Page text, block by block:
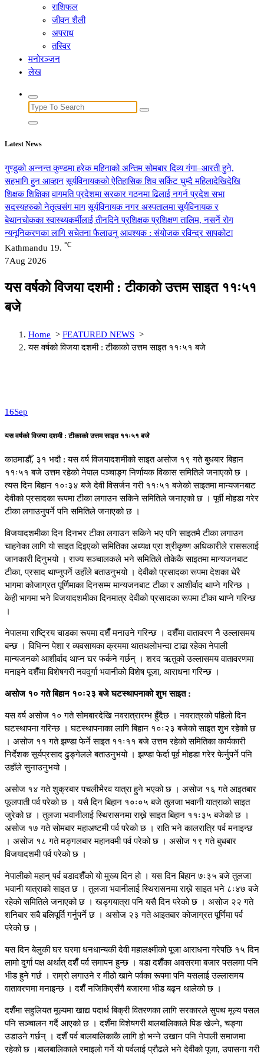
राशिफल
जीवन शैली
अपराध
तस्विर
मनोरञ्जन
लेख
Search
for:
Latest News
गुण्डुको अन्नन्त कुण्डमा हरेक महिनाको अन्तिम सोमबार दिव्य गंगा–आरती हुने,
सहभागि हुन आव्हान सूर्यविनायकको ऐतिहासिक शिव सर्किट घुम्दै महिलादेखिदेखि
शिक्षक शिक्षिका वागमति प्रदेशमा सरकार गठनमा ढिलाई नगर्न प्रदेश सभा
सदस्यहरुको नेतृत्वसंग माग सूर्यविनायक नगर अस्पतालमा सूर्यविनायक र
बेथानचोकका स्वास्थ्यकर्मीलाई तीनदिने प्रशिक्षक प्रशिक्षण तालिम, नसर्ने रोग
न्यनूनिकरणका लागि सचेतना फैलाउनु आवश्यक : संयोजक रविन्द्र सापकोटा
Kathmandu 19. ℃
7Aug 2026
यस वर्षको विजया दशमी : टीकाको उत्तम साइत ११ः५१
बजे
Home > FEATURED NEWS >
यस वर्षको विजया दशमी : टीकाको उत्तम साइत ११ः५१ बजे
16Sep
यस वर्षको विजया दशमी : टीकाको उत्तम साइत ११ः५१ बजे
काठमाडौँ, ३१ भदौ : यस वर्ष विजयादशमीको साइत असोज १९ गते बुधबार बिहान
११ः५१ बजे उत्तम रहेको नेपाल पञ्चाङ्ग निर्णायक विकास समितिले जनाएको छ ।
त्यस दिन बिहान १०ः३४ बजे देवी विसर्जन गरी ११ः५१ बजेको साइतमा मान्यजनबाट
देवीको प्रसादका रूपमा टीका लगाउन सकिने समितिले जनाएको छ । पूर्वी मोहडा गरेर
टीका लगाउनुपर्ने पनि समितिले जनाएको छ ।
विजयादशमीका दिन दिनभर टीका लगाउन सकिने भए पनि साइतमै टीका लगाउन
चाहनेका लागि यो साइत दिइएको समितिका अध्यक्ष प्रा श्रीकृष्ण अधिकारीले राससलाई
जानकारी दिनुभयो । राज्य सञ्चालकले भने समितिले तोकेकै साइतमा मान्यजनबाट
टीका, प्रसाद थाप्नुपर्ने उहाँले बताउनुभयो । देवीको प्रसादका रूपमा देशका धेरै
भागमा कोजाग्रत पूर्णिमाका दिनसम्म मान्यजनबाट टीका र आशीर्वाद थाप्ने गरिन्छ ।
केही भागमा भने विजयादशमीका दिनमात्र देवीको प्रसादका रूपमा टीका थाप्ने गरिन्छ
।
नेपालमा राष्ट्रिय चाडका रूपमा दशैँ मनाउने गरिन्छ । दशैँमा वातावरण नै उल्लासमय
बन्छ । विभिन्न पेशा र व्यवसायका क्रममा थातथलोभन्दा टाढा रहेका नेपाली
मान्यजनको आशीर्वाद थाप्न घर फर्कने गर्छन् । शरद ऋतुको उल्लासमय वातावरणमा
मनाइने दशैँमा विशेषगरी नवदुर्गा भवानीको विशेष पूजा, आराधना गरिन्छ ।
असोज १० गते बिहान १०ः२३ बजे घटस्थापनाको शुभ साइत :
यस वर्ष असोज १० गते सोमबारदेखि नवरात्रारम्भ हुँदैछ । नवरात्रको पहिलो दिन
घटस्थापना गरिन्छ । घटस्थापनाका लागि बिहान १०ः२३ बजेको साइत शुभ रहेको छ
। असोज ११ गते झण्डा फेर्ने साइत ११ः११ बजे उत्तम रहेको समितिका कार्यकारी
निर्देशक सूर्यप्रसाद ढुङ्गेलले बताउनुभयो । झण्डा फेर्दा पूर्व मोहडा गरेर फेर्नुपर्ने पनि
उहाँले सुनाउनुभयो ।
असोज १४ गते शुक्रबार पचलीभैरव यात्रा हुने भएको छ । असोज १६ गते आइतबार
फूलपाती पर्व परेको छ । यसै दिन बिहान १०ः०५ बजे तुलजा भवानी यात्राको साइत
जुरेको छ । तुलजा भवानीलाई स्थिरासनमा राख्ने साइत बिहान ११ः३५ बजेको छ ।
असोज १७ गते सोमबार महाअष्टमी पर्व परेको छ । राति भने कालरात्रि पर्व मनाइन्छ
। असोज १८ गते मङ्गलबार महानवमी पर्व परेको छ । असोज १९ गते बुधबार
विजयादशमी पर्व परेको छ ।
नेपालीको महान् पर्व बडादशैँको यो मुख्य दिन हो । यस दिन बिहान ७ः३५ बजे तुलजा
भवानी यात्राको साइत छ । तुलजा भवानीलाई स्थिरासनमा राख्ने साइत भने ८ः४७ बजे
रहेको समितिले जनाएको छ । खड्गयात्रा पनि यसै दिन परेको छ । असोज २२ गते
शनिबार सबै बलिपूर्ति गर्नुपर्ने छ । असोज २३ गते आइतबार कोजाग्रत पूर्णिमा पर्व
परेको छ ।
यस दिन बेलुकी घर घरमा धनधान्यकी देवी महालक्ष्मीको पूजा आराधना गरेपछि १५ दिन
लामो दुर्गा पक्ष अर्थात् दशैँ पर्व समापन हुन्छ । बडा दशैँका अवसरमा बजार पसलमा पनि
भीड हुने गर्छ । राम्रो लगाउने र मीठो खाने पर्वका रूपमा पनि यसलाई उल्लासमय
वातावरणमा मनाइन्छ । दशैँ नजिकिएसँगै बजारमा भीड बढ्न थालेको छ ।
दशैँमा सहुलियत मूल्यमा खाद्य पदार्थ बिक्री वितरणका लागि सरकारले सुपथ मूल्य पसल
पनि सञ्चालन गर्दै आएको छ । दशैँमा विशेषगरी बालबालिकाले पिङ खेल्ने, चङ्गा
उडाउने गर्छन् । दशैँ पर्व बालबालिकाकै लागि हो भन्ने उखान पनि नेपाली समाजमा
रहेको छ ।बालबालिकाले रमाइलो गर्ने यो पर्वलाई प्रौढले भने देवीको पूजा, उपासना गरी